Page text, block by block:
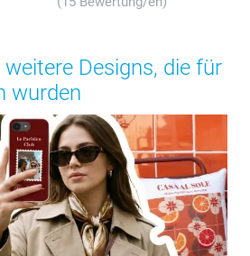
weitere Designs, die für
wurden